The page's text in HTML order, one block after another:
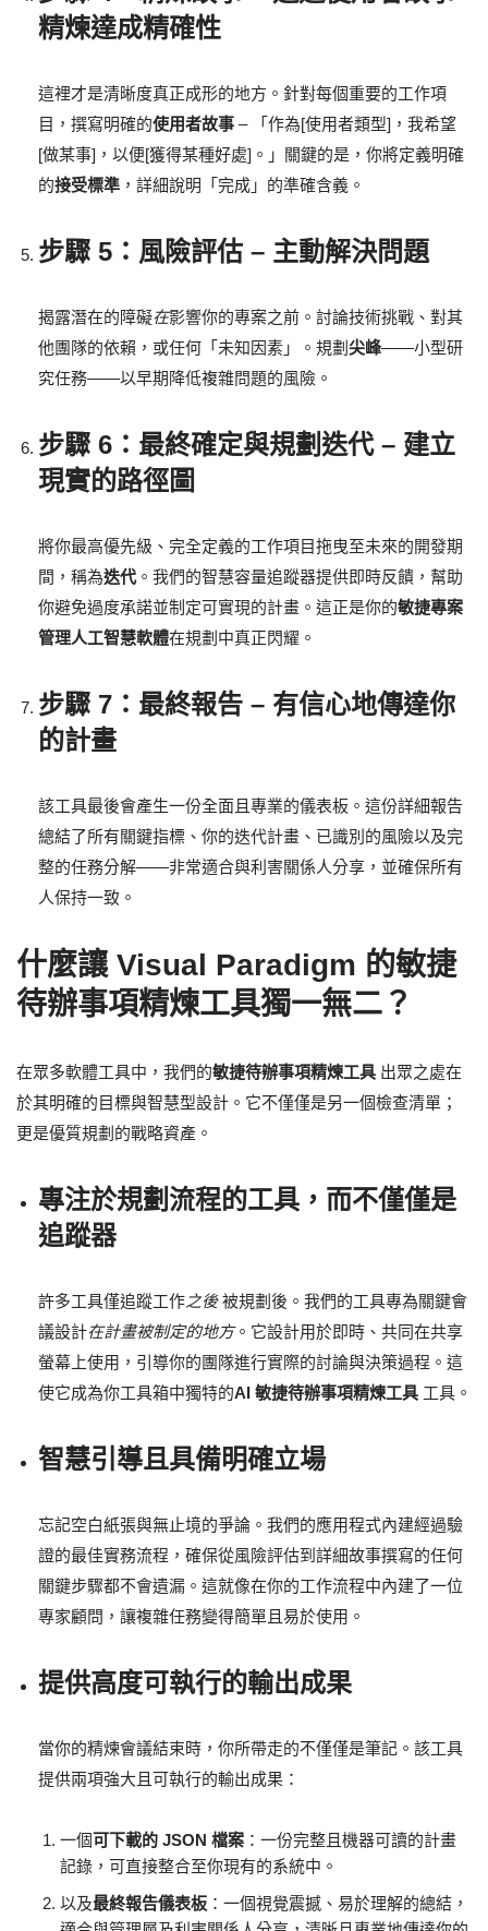
精煉達成精確性
這裡才是清晰度真正成形的地方。針對每個重要的工作項
目，撰寫明確的使用者故事 – 「作為[使用者類型]，我希望
[做某事]，以便[獲得某種好處]。」關鍵的是，你將定義明確
的接受標準 ，詳細說明「完成」的準確含義。
步驟 5：風險評估 – 主動解決問題
揭露潛在的障礙在影響你的專案之前。討論技術挑戰、對其
他團隊的依賴，或任何「未知因素」。規劃 尖峰——小型研
究任務——以早期降低複雜問題的風險。
步驟 6：最終確定與規劃迭代 – 建立
現實的路徑圖
將你最高優先級、完全定義的工作項目拖曳至未來的開發期
間，稱為迭代。我們的智慧容量追蹤器提供即時反饋，幫助
你避免過度承諾並制定可實現的計畫。這正是你的敏捷專案
管理人工智慧軟體在規劃中真正閃耀。
步驟 7：最終報告 – 有信心地傳達你
的計畫
該工具最後會產生一份全面且專業的儀表板。這份詳細報告
總結了所有關鍵指標、你的迭代計畫、已識別的風險以及完
整的任務分解——非常適合與利害關係人分享，並確保所有
人保持一致。
什麼讓 Visual Paradigm 的敏捷
待辦事項精煉工具獨一無二？
在眾多軟體工具中，我們的敏捷待辦事項精煉工具 出眾之處在
於其明確的目標與智慧型設計。它不僅僅是另一個檢查清單；
更是優質規劃的戰略資產。
專注於規劃流程的工具，而不僅僅是
追蹤器
許多工具僅追蹤工作之後被規劃後。我們的工具專為關鍵會
議設計在計畫被制定的地方。它設計用於即時、共同在共享
螢幕上使用，引導你的團隊進行實際的討論與決策過程。這
使它成為你工具箱中獨特的AI 敏捷待辦事項精煉工具 工具。
智慧引導且具備明確立場
忘記空白紙張與無止境的爭論。我們的應用程式內建經過驗
證的最佳實務流程，確保從風險評估到詳細故事撰寫的任何
關鍵步驟都不會遺漏。這就像在你的工作流程中內建了一位
專家顧問，讓複雜任務變得簡單且易於使用。
提供高度可執行的輸出成果
當你的精煉會議結束時，你所帶走的不僅僅是筆記。該工具
提供兩項強大且可執行的輸出成果：
一個可下載的 JSON 檔案 ：一份完整且機器可讀的計畫
記錄，可直接整合至你現有的系統中。
以及最終報告儀表板 ：一個視覺震撼、易於理解的總結，